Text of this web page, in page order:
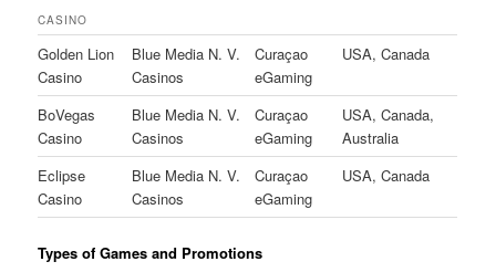
CASINO
Golden Lion
Casino
Blue Media N. V.
Casinos
Curaçao
eGaming
USA, Canada
BoVegas
Casino
Blue Media N. V.
Casinos
Curaçao
eGaming
USA, Canada,
Australia
Eclipse
Casino
Blue Media N. V.
Casinos
Curaçao
eGaming
USA, Canada
Types of Games and Promotions